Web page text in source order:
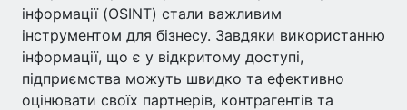
інформації (OSINT) стали важливим
інструментом для бізнесу. Завдяки використанню
інформації, що є у відкритому доступі,
підприємства можуть швидко та ефективно
оцінювати своїх партнерів, контрагентів та